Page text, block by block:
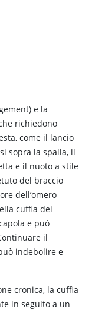
e la
richiedono
come il lancio
sopra la spalla, il
e il nuoto a stile
del braccio
dell’omero
cuffia dei
e può
il
indebolire e
cronica, la cuffia
in seguito a un